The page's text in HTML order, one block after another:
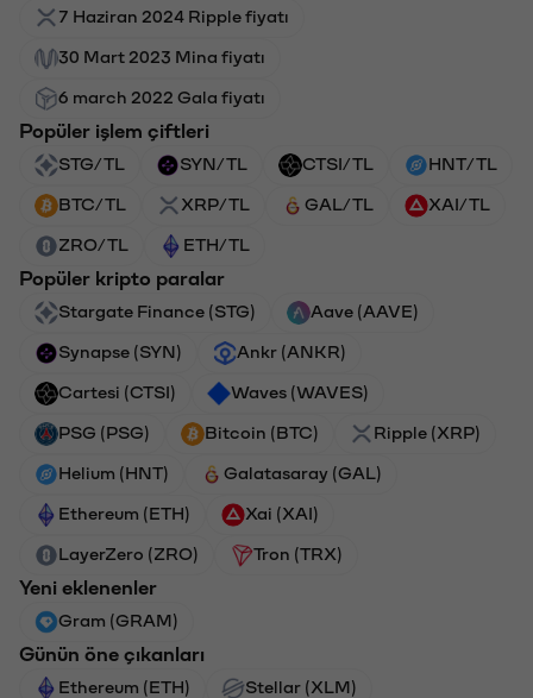
7 Haziran 2024 Ripple fiyatı
30 Mart 2023 Mina fiyatı
6 march 2022 Gala fiyatı
Popüler işlem çiftleri
STG/TL SYN/TL CTSI/TL HNT/TL
BTC/TL XRP/TL GAL/TL XAI/TL
ZRO/TL ETH/TL
Popüler kripto paralar
Stargate Finance (STG) Aave (AAVE)
Synapse (SYN) Ankr (ANKR)
Cartesi (CTSI) Waves (WAVES)
PSG (PSG) Bitcoin (BTC) Ripple (XRP)
Helium (HNT) Galatasaray (GAL)
Ethereum (ETH) Xai (XAI)
LayerZero (ZRO) Tron (TRX)
Yeni eklenenler
Gram (GRAM)
Günün öne çıkanları
Ethereum (ETH) Stellar (XLM)